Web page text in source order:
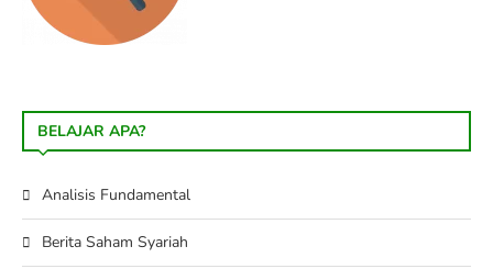
BELAJAR APA?
Analisis Fundamental
Berita Saham Syariah